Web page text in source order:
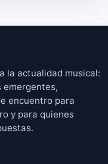
la actualidad musical:
encuentro para
y para quienes